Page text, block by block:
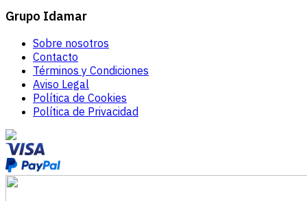
Grupo Idamar
Sobre nosotros
Contacto
Términos y Condiciones
Aviso Legal
Política de Cookies
Política de Privacidad